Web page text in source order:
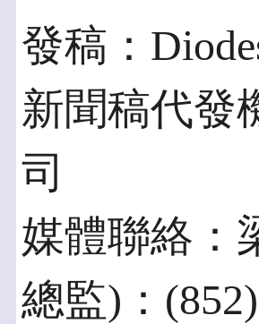
發稿：
新聞稿代發
司
媒體聯絡：
總監)：